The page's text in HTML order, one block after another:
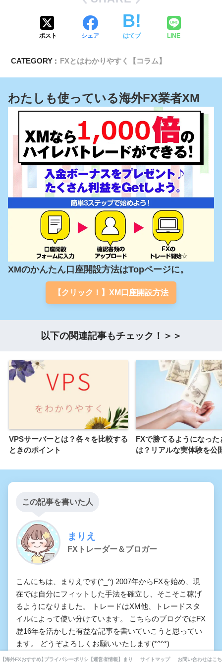
ポスト シェア はてブ LINE
CATEGORY : FXとはわかりやすく【コラム】
わたしも使っている海外FX業者XM
XMのかんたん口座開設方法はTopページに。
【クリック！】XM口座開設方法
以下の関連記事もチェック！＞＞
VPSサーバーとは？各々を比較する
ときのポイント
FXで勝てるようになった
は？リアルな実体験を公
この記事を書いた人
まりえ
FXトレーダー＆ブロガー
こんにちは、まりえです(^_^) 2007年からFXを始め、現
在では自分にフィットした手法を確立し、そこそこ稼げ
るようになりました。 トレードはXM他、トレードスタ
イルによって使い分けています。 こちらのブログではFX
歴16年を活かした有益な記事を書いていこうと思ってい
ます。 どうぞよろしくお願いいたします(*^^*)
【海外FXおすすめ】厳選10業者業者を徹底比較してみました。
プライバシーポリシー・利用規約・免責事項
【運営者情報】まりえの自己紹介とFXとの出会いと現在ま
サイトマップ お問い合わせはこ